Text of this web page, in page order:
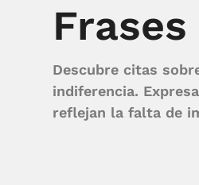
Descubre citas
indiferencia.
reflejan la falta de